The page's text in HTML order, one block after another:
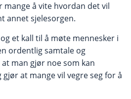
å vite hvordan det vil
annet sjelesorgen.
et kall til å møte mennesker i
ordentlig samtale og
man gjør noe som kan
at mange vil vegre seg for å